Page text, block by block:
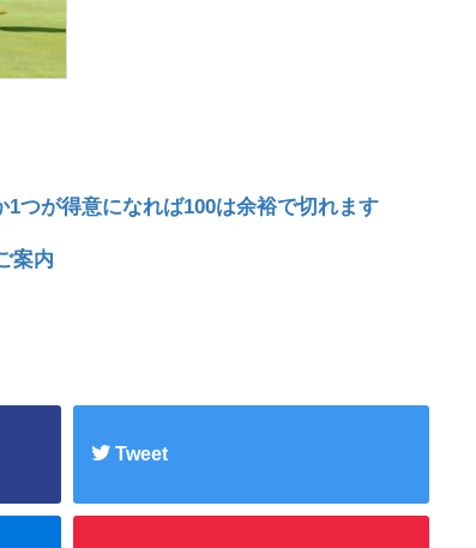
1つが得意になれば100は余裕で切れます
案内
Tweet